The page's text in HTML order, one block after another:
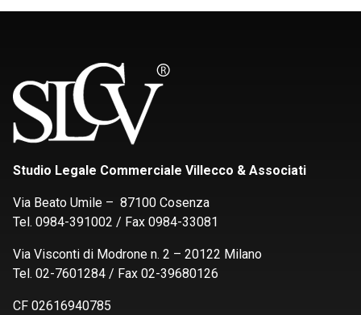
Studio Legale Commerciale Villecco & Associati
Via Beato Umile – 87100 Cosenza
Tel. 0984-391002 / Fax 0984-33081
Via Visconti di Modrone n. 2 – 20122 Milano
Tel. 02-7601284 / Fax 02-39680126
CF 02616940785